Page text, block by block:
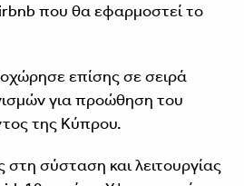
που θα εφαρμοστεί το
επίσης σε σειρά
για προώθηση του
της Κύπρου.
σύσταση και λειτουργίας